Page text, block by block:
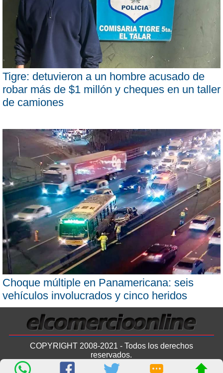
Tigre: detuvieron a un hombre acusado de
robar más de $1 millón y cheques en un taller
de camiones
Choque múltiple en Panamericana: seis
vehículos involucrados y cinco heridos
COPYRIGHT 2008-2021 - Todos los derechos
reservados.